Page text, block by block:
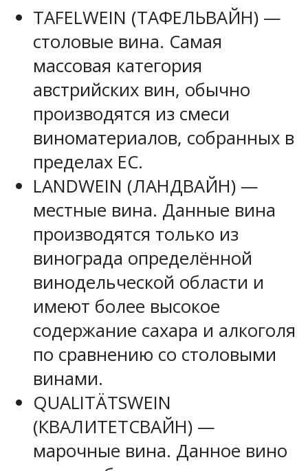
TAFELWEIN (ТАФЕЛЬВАЙН) —
столовые вина. Самая
массовая категория
австрийских вин, обычно
производятся из смеси
виноматериалов, собранных в
пределах ЕС.
LANDWEIN (ЛАНДВАЙН) —
местные вина. Данные вина
производятся только из
винограда определённой
винодельческой области и
имеют более высокое
содержание сахара и алкоголя
по сравнению со столовыми
винами.
QUALITÄTSWEIN
(КВАЛИТЕТСВАЙН) —
марочные вина. Данное вино